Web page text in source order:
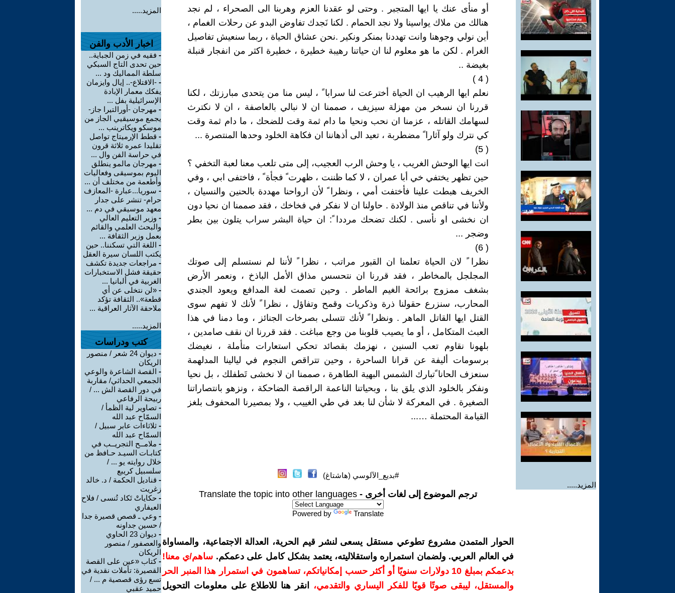
المزيد.....
أو منأى عنك يا ايها المتجبر . وحتى لو عقدنا العزم وهربنا الى الصحراء ، لم نجد
هنالك من ملاك يواسينا ولا نجد الحمام . لكنا نَجدك تفاوض البدو عن رحلات الغمام ،
أين نولي وجوهنا وانت تهددنا بمنكر ونكير .نحن عشاق الحياة ، ربما سنعيش تفاصيل
الغرام . لكن ما هو معلوم لنا ان حياتنا رهيبة خطيرة ، خطيرة اكثر من انفجار قنبلة
بغيضة ..
( 4 )
نعلم ايها الرهيب ان الحياة أخترعت لنا سرابا ً ، ليس منا من يتحدى مبارزتك ، لكنا
قررنا ان نسخر من مهزلة سيزيف ، صممنا ان لا نبالي بالعاصفة ، ان لا نكترث
لسهامك القاتله ، عزمنا ان نحب ونحيا ما دام ثمة وقت للضحك ، ما دام ثمة وقت
كي نترك ولو آثارا ً مضطربة ، تعيد الى أذهاننا ان فكاهة الخلود وحدها المنتصرة ...
( 5)
انت ايها الوحش الغريب ، يا وحش الرب العجيب، إلى متى تلعب معنا لعبة التخفي ؟
حين تظهر يختفي خي أبا عمران ، لا كما ظننت ، ظهرت ً فجأة ً ، فاختفى ابي ، وفي
الخريف هبطت علينا فأختفت أمي ، ونظرا ً لأن ارواحنا مهددة بالحنين والنسيان ،
ولأننا في تناقص منذ الولادة . حاولنا ان لا نفكر في فخاخك ، فقد صممنا ان نحيا دون
ان نخشى او نأسى . لكنك تضحك مرددا ً: ان حياة البشر سراب يتلون بين بطر
وضجر ...
( 6)
نظرا ً لان الحياة تعلمنا ان القبور مراتب ، نظرا ً لأننا لم نستسلم إلى صوتك
المجلجل بالمخاطر ، فقد قررنا ان نتحسس مذاق الأمل الباذخ ، ونعمر الأرض
بشغف ممزوج برائحة الغيم الماطر . وحين تصمت لغة المدافع ويعود الجندي
المحارب، سنزرع حقولنا ذرة وذكريات وقمح وتفاؤل ، نظرا ً لأنك لا تفهم سوى
القتل ايها القاتل الماهر . ونظرا ً لأنك تتسلى بصرخات الجنائز ، وما دمنا في هذا
العبث المتكامل ، أو ما يصيب قلوبنا من وجع مباغت . فقد قررنا ان نقف صامدين ،
بلهونا نقاوم تعب السنين ، نهزمك بقصائد تحكي استعارات متأملة ، نغيضك
برسومات أليفة عن قرانا الساحرة ، وحين تتراقص النجوم في ليالينا المدلهمة
سنعزف الحانا ًتبارك الشمس البهية الطاهرة ، صممنا ان لا نخشى تَطفلك ، بل نحيا
ونفكر بالخلود الذي يلق بنا ، وبحياتنا الناعمة الراقصة الضاحكة ، ونزهو بانتصاراتنا
الصغيرة . في المعركة لا شأن لنا بغد في طي الغييب ، ولا بمصيرنا المحفوف بلغز
القيامة المحتملة …...
#بديع_الآلوسي (هاشتاغ)
ترجم الموضوع إلى لغات أخرى - Translate the topic into other languages
Powered by Translate
الحوار المتمدن مشروع تطوعي مستقل يسعى لنشر قيم الحرية، العدالة الاجتماعية، والمساواة
في العالم العربي. ولضمان استمراره واستقلاليته، يعتمد بشكل كامل على دعمكم. ساهم/ي معنا!
بدعمكم بمبلغ 10 دولارات سنويًا أو أكثر حسب إمكانياتكم، تساهمون في استمرار هذا المنبر الحر
والمستقل، ليبقى صوتًا قويًا للفكر اليساري والتقدمي،
انقر هنا للاطلاع على معلومات التحويل
المزيد.....
اخبار الأدب والفن
- فقيه في زمن الجباية..
حين تحدى التاج السبكي
سلطة المماليك ود ...
- -الاقتلاع-.. إيال وايزمان
يفكك معمار الإبادة
الإسرائيلية بفل ...
- مهرجان -أورالتيرا جاز-
يجمع موسيقيي الجاز من
موسكو ويكاترينب ...
- قطط الإرميتاج تواصل
تقليدا عمره ثلاثة قرون
في حراسة الفن وال ...
- مهرجان مالمو ينطلق
اليوم بموسيقى وفعاليات
وأطعمة من مختلف أن ...
- سوريا...عبارة -المعازف
حرام- تنشر على جدار
معهد موسيقي في دم ...
- وزير التعليم العالي
والبحث العلمي والقائم
بعمل وزير الثقافة ...
- اللغة التي تسكننا.. حين
يكتب اللسان سيرة العقل
- مراجعات جديدة تكشف
حقيقة فشل الاستخبارات
الغربية في ألبانيا ...
- «لن نتخلى عن أي
قطعة».. الثقافة تؤكد
ملاحقة الآثار العراقية ...
المزيد.....
كتب ودراسات
-
ديوان 24 شعر / منصور
الريكان
- القصة الشاعرة والوعي
الجمعي الحداثي/ مقاربة
في دور القصة الش ... /
ربيحة الرفاعي
- تصاوير لية الظمأ /
السمّاح عبد الله
- ثلاثاءات عابر سبيل /
السمّاح عبد الله
- ملامــح التجريــب في
كتابـات السيـد حـافظ من
خلال روايته يو ... /
سلسبيل كريبع
- قناديل الحكمة / د. خالد
زغريت
- حكاياتْ تَكاد تُنسى / فلاح
العيفاري
- وعي ـ قصص قصيرة جدا
/ حسين جداونه
-
ديوان 23 الحاوي
والعصفور / منصور
الريكان
-كتاب «عين على القصة
القصيرة: تأملات نقدية في
تسع رؤى قصصية م ... /
حميد عقبي